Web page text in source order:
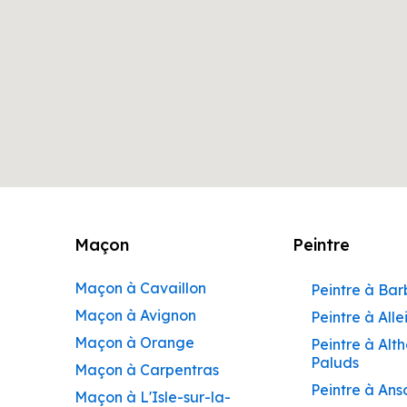
Maçon
Maçon à Cavaillon
Maçon à Avignon
Maçon à Orange
Maçon à Carpentras
Maçon à L'Isle-sur-la-
Peintre
Peintre à
Peintre à
Peintre à
Paluds
Peintre à